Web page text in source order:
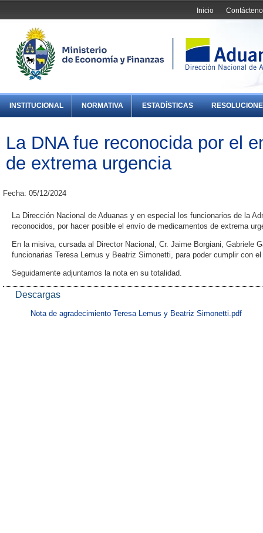
Inicio
INSTITUCIONAL NORMATIVA ESTADÍSTICAS
La DNA fue reconocida por el
de extrema urgencia
Fecha: 05/12/2024
La Dirección Nacional de Aduanas y en especial los funcionarios de la
reconocidos, por hacer posible el envío de medicamentos de extrema
En la misiva, cursada al Director Nacional, Cr. Jaime Borgiani, Gabriele
funcionarias Teresa Lemus y Beatriz Simonetti, para poder cumplir con
Seguidamente adjuntamos la nota en su totalidad.
Descargas
Nota de agradecimiento Teresa Lemus y Beatriz Simonetti.pdf